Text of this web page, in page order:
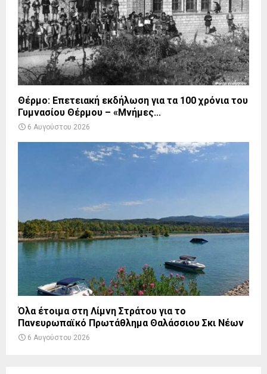
Θέρμο: Επετειακή εκδήλωση για τα 100 χρόνια του
Γυμνασίου Θέρμου – «Μνήμες...
6 Αυγούστου 2026
Όλα έτοιμα στη Λίμνη Στράτου για το
Πανευρωπαϊκό Πρωτάθλημα Θαλάσσιου Σκι Νέων
6 Αυγούστου 2026